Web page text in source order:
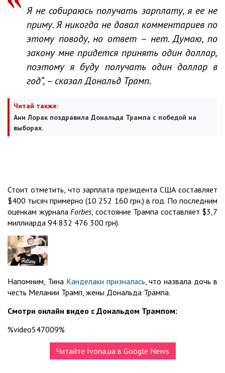
Я не собираюсь получать зарплату, я ее не
приму. Я никогда не давал комментариев по
этому поводу, но ответ – нет. Думаю, по
закону мне придется принять один доллар,
поэтому я буду получать один доллар в
год“, – сказал Дональд Трамп.
Читай также:
Ани Лорак поздравила Дональда Трампа с победой на
выборах.
Стоит отметить, что зарплата президента США составляет
$400 тысяч примерно (10 252 160 грн.) в год. По последним
оценкам журнала Forbes, состояние Трампа составляет $3,7
миллиарда 94 832 476 300 грн).
Напомним, Тина Канделаки призналась , что назвала дочь в
честь Мелании Трамп, жены Дональда Трампа.
Смотри онлайн видео с Дональдом Трампом:
%video547009%
Читайте Ivona.ua в Google News